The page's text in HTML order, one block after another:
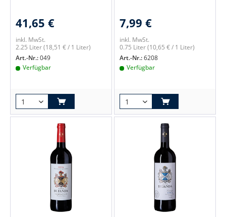
41,65 €
inkl. MwSt.
2.25 Liter(18,51 € / 1 Liter)
Art.-Nr.:049
Verfügbar
7,99 €
inkl. MwSt.
0.75 Liter(10,65 € / 1 Liter)
Art.-Nr.:6208
Verfügbar